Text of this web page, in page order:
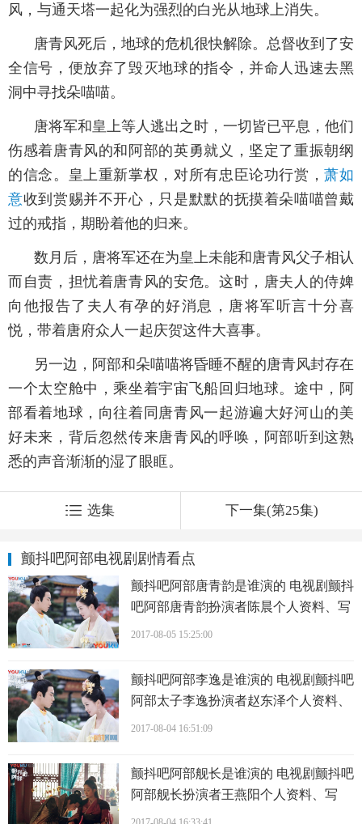
风，与通天塔一起化为强烈的白光从地球上消失。
唐青风死后，地球的危机很快解除。总督收到了安
全信号，便放弃了毁灭地球的指令，并命人迅速去黑
洞中寻找朵喵喵。
唐将军和皇上等人逃出之时，一切皆已平息，他们
伤感着唐青风的和阿部的英勇就义，坚定了重振朝纲
的信念。皇上重新掌权，对所有忠臣论功行赏，萧如
意收到赏赐并不开心，只是默默的抚摸着朵喵喵曾戴
过的戒指，期盼着他的归来。
数月后，唐将军还在为皇上未能和唐青风父子相认
而自责，担忧着唐青风的安危。这时，唐夫人的侍婢
向他报告了夫人有孕的好消息，唐将军听言十分喜
悦，带着唐府众人一起庆贺这件大喜事。
另一边，阿部和朵喵喵将昏睡不醒的唐青风封存在
一个太空舱中，乘坐着宇宙飞船回归地球。途中，阿
部看着地球，向往着同唐青风一起游遍大好河山的美
好未来，背后忽然传来唐青风的呼唤，阿部听到这熟
悉的声音渐渐的湿了眼眶。
选集 下一集(第25集)
颤抖吧阿部电视剧剧情看点
颤抖吧阿部唐青韵是谁演的 电视剧颤抖
吧阿部唐青韵扮演者陈晨个人资料、写
真、生活照欣赏
2017-08-05 15:25:00
颤抖吧阿部李逸是谁演的 电视剧颤抖吧
阿部太子李逸扮演者赵东泽个人资料、
写真、生活照欣赏
2017-08-04 16:51:09
颤抖吧阿部舰长是谁演的 电视剧颤抖吧
阿部舰长扮演者王燕阳个人资料、写
真、生活照欣赏